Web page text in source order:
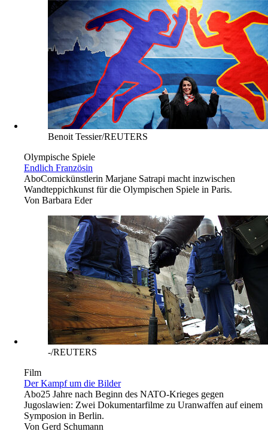
Benoit Tessier/REUTERS
Olympische Spiele
Endlich Französin
AboComickünstlerin Marjane Satrapi macht inzwischen
Wandteppichkunst für die Olympischen Spiele in Paris.
Von Barbara Eder
-/REUTERS
Film
Der Kampf um die Bilder
Abo25 Jahre nach Beginn des NATO-Krieges gegen
Jugoslawien: Zwei Dokumentarfilme zu Uranwaffen auf einem
Symposion in Berlin.
Von Gerd Schumann